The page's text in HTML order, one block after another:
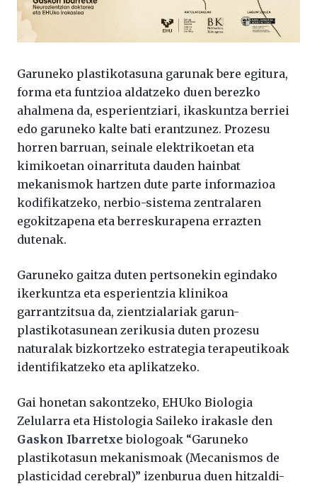
Garuneko plastikotasuna garunak bere egitura,
forma eta funtzioa aldatzeko duen berezko
ahalmena da, esperientziari, ikaskuntza berriei
edo garuneko kalte bati erantzunez. Prozesu
horren barruan, seinale elektrikoetan eta
kimikoetan oinarrituta dauden hainbat
mekanismok hartzen dute parte informazioa
kodifikatzeko, nerbio-sistema zentralaren
egokitzapena eta berreskurapena errazten
dutenak.
Garuneko gaitza duten pertsonekin egindako
ikerkuntza eta esperientzia klinikoa
garrantzitsua da, zientzialariak garun-
plastikotasunean zerikusia duten prozesu
naturalak bizkortzeko estrategia terapeutikoak
identifikatzeko eta aplikatzeko.
Gai honetan sakontzeko, EHUko Biologia
Zelularra eta Histologia Saileko irakasle den
Gaskon Ibarretxe biologoak “Garuneko
plastikotasun mekanismoak (Mecanismos de
plasticidad cerebral)” izenburua duen hitzaldi-